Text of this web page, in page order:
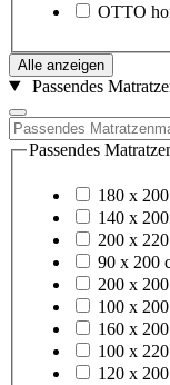
OTTO
Alle anzeigen
Passendes
Passendes
180 x
140 x
200 x
90 x 200
200 x
100 x
160 x
100 x
120 x